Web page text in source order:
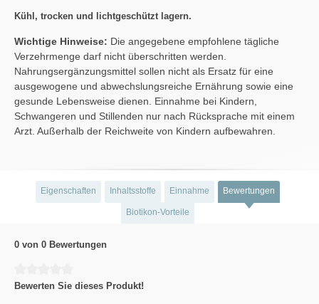
Kühl, trocken und lichtgeschützt lagern.
Wichtige Hinweise: Die angegebene empfohlene tägliche
Verzehrmenge darf nicht überschritten werden.
Nahrungsergänzungsmittel sollen nicht als Ersatz für eine
ausgewogene und abwechslungsreiche Ernährung sowie eine
gesunde Lebensweise dienen. Einnahme bei Kindern,
Schwangeren und Stillenden nur nach Rücksprache mit einem
Arzt. Außerhalb der Reichweite von Kindern aufbewahren.
Eigenschaften Inhaltsstoffe Einnahme Bewertungen
Biotikon-Vorteile
0 von 0 Bewertungen
Bewerten Sie dieses Produkt!